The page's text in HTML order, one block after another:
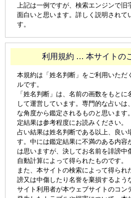
上記は一例ですが、検索エンジンで
面白いと思います。詳しく説明されて
す。
利用規約 … 本サイトの
本規約は「姓名判断」をご利用いただ
ルです。
「姓名判断」は、名前の画数をもとに
して運営しています。専門的な占いは
な角度から鑑定されるものと思います
定結果は参考程度にお読みください。
占い結果は姓名判断である以上、良い
す。中には鑑定結果に不満のある内容
は思いますが、決してお名前を誹謗中
自動計算によって得られたものです。
また、本サイトの検索によって得ら
謗又は中傷したり名誉を棄損するよう
サイト利用者が本ウェブサイトのコン